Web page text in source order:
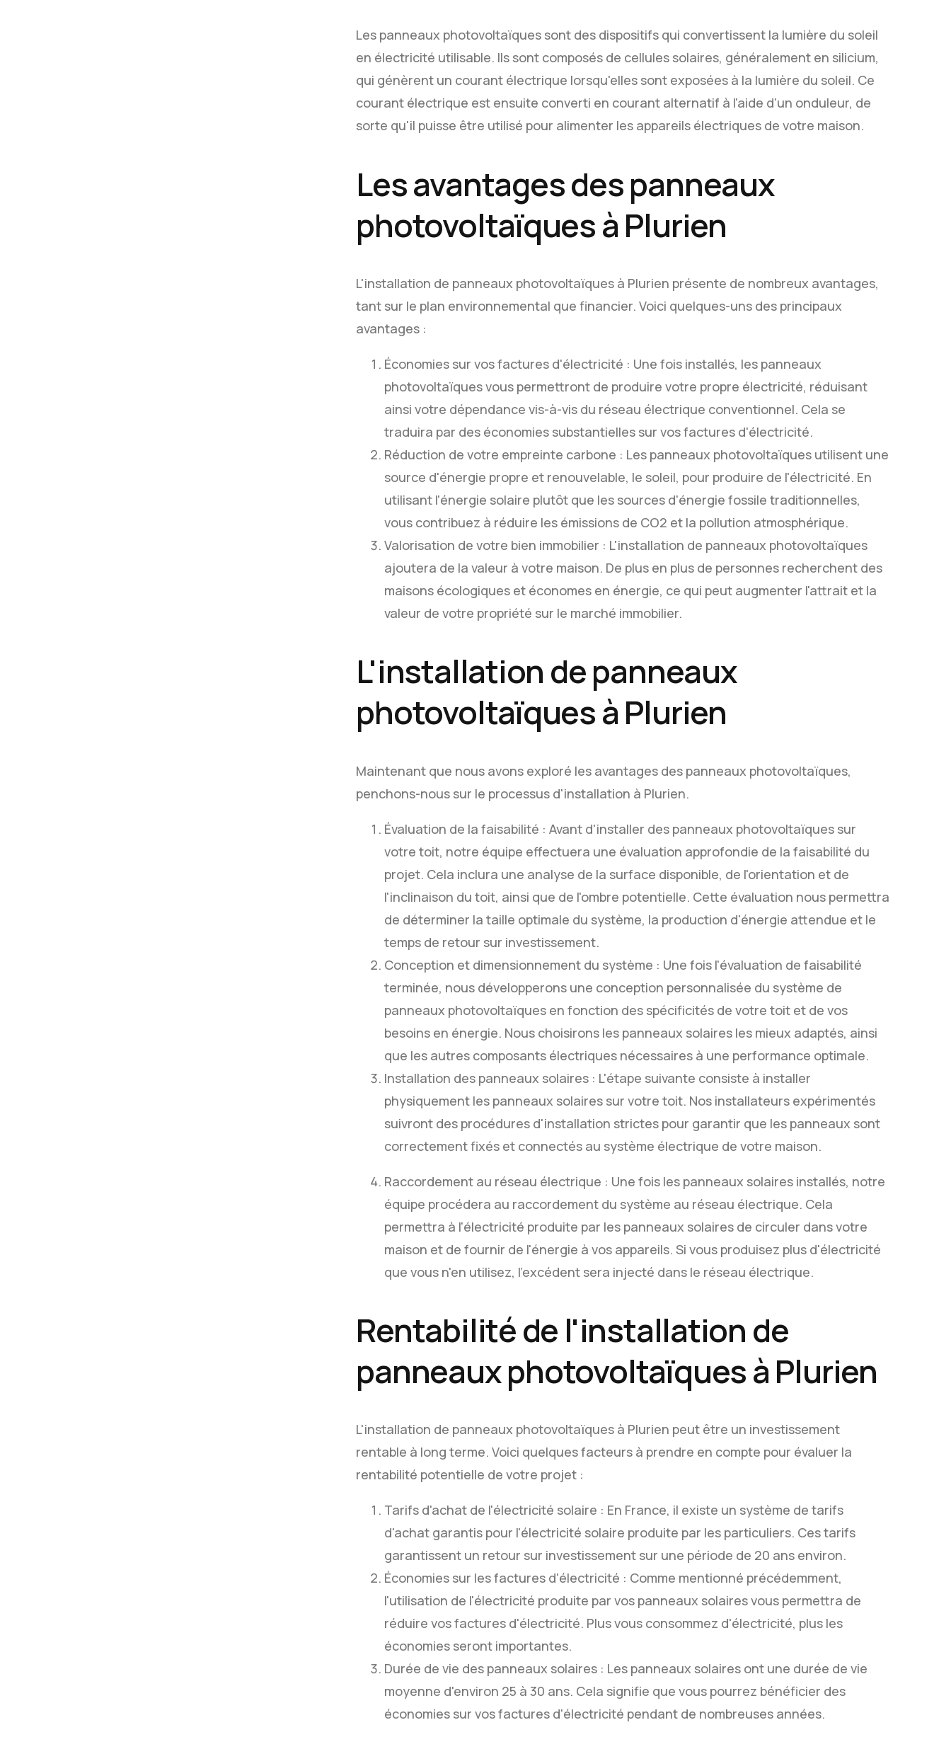
Les panneaux photovoltaïques sont des dispositifs qui convertissent la lumière du soleil
en électricité utilisable. Ils sont composés de cellules solaires, généralement en silicium,
qui génèrent un courant électrique lorsqu'elles sont exposées à la lumière du soleil. Ce
courant électrique est ensuite converti en courant alternatif à l'aide d'un onduleur, de
sorte qu'il puisse être utilisé pour alimenter les appareils électriques de votre maison.
Les avantages des panneaux
photovoltaïques à Plurien
L'installation de panneaux photovoltaïques à Plurien présente de nombreux avantages,
tant sur le plan environnemental que financier. Voici quelques-uns des principaux
avantages :
Économies sur vos factures d'électricité : Une fois installés, les panneaux
photovoltaïques vous permettront de produire votre propre électricité, réduisant
ainsi votre dépendance vis-à-vis du réseau électrique conventionnel. Cela se
traduira par des économies substantielles sur vos factures d'électricité.
Réduction de votre empreinte carbone : Les panneaux photovoltaïques utilisent une
source d'énergie propre et renouvelable, le soleil, pour produire de l'électricité. En
utilisant l'énergie solaire plutôt que les sources d'énergie fossile traditionnelles,
vous contribuez à réduire les émissions de CO2 et la pollution atmosphérique.
Valorisation de votre bien immobilier : L'installation de panneaux photovoltaïques
ajoutera de la valeur à votre maison. De plus en plus de personnes recherchent des
maisons écologiques et économes en énergie, ce qui peut augmenter l'attrait et la
valeur de votre propriété sur le marché immobilier.
L'installation de panneaux
photovoltaïques à Plurien
Maintenant que nous avons exploré les avantages des panneaux photovoltaïques,
penchons-nous sur le processus d'installation à Plurien.
Évaluation de la faisabilité : Avant d'installer des panneaux photovoltaïques sur
votre toit, notre équipe effectuera une évaluation approfondie de la faisabilité du
projet. Cela inclura une analyse de la surface disponible, de l'orientation et de
l'inclinaison du toit, ainsi que de l'ombre potentielle. Cette évaluation nous permettra
de déterminer la taille optimale du système, la production d'énergie attendue et le
temps de retour sur investissement.
Conception et dimensionnement du système : Une fois l'évaluation de faisabilité
terminée, nous développerons une conception personnalisée du système de
panneaux photovoltaïques en fonction des spécificités de votre toit et de vos
besoins en énergie. Nous choisirons les panneaux solaires les mieux adaptés, ainsi
que les autres composants électriques nécessaires à une performance optimale.
Installation des panneaux solaires : L'étape suivante consiste à installer
physiquement les panneaux solaires sur votre toit. Nos installateurs expérimentés
suivront des procédures d'installation strictes pour garantir que les panneaux sont
correctement fixés et connectés au système électrique de votre maison.
Raccordement au réseau électrique : Une fois les panneaux solaires installés, notre
équipe procédera au raccordement du système au réseau électrique. Cela
permettra à l'électricité produite par les panneaux solaires de circuler dans votre
maison et de fournir de l'énergie à vos appareils. Si vous produisez plus d'électricité
que vous n'en utilisez, l'excédent sera injecté dans le réseau électrique.
Rentabilité de l'installation de
panneaux photovoltaïques à Plurien
L'installation de panneaux photovoltaïques à Plurien peut être un investissement
rentable à long terme. Voici quelques facteurs à prendre en compte pour évaluer la
rentabilité potentielle de votre projet :
Tarifs d'achat de l'électricité solaire : En France, il existe un système de tarifs
d'achat garantis pour l'électricité solaire produite par les particuliers. Ces tarifs
garantissent un retour sur investissement sur une période de 20 ans environ.
Économies sur les factures d'électricité : Comme mentionné précédemment,
l'utilisation de l'électricité produite par vos panneaux solaires vous permettra de
réduire vos factures d'électricité. Plus vous consommez d'électricité, plus les
économies seront importantes.
Durée de vie des panneaux solaires : Les panneaux solaires ont une durée de vie
moyenne d'environ 25 à 30 ans. Cela signifie que vous pourrez bénéficier des
économies sur vos factures d'électricité pendant de nombreuses années.